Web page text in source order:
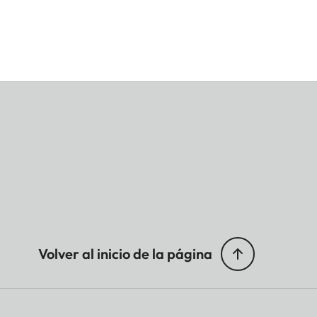
Volver al inicio de la página